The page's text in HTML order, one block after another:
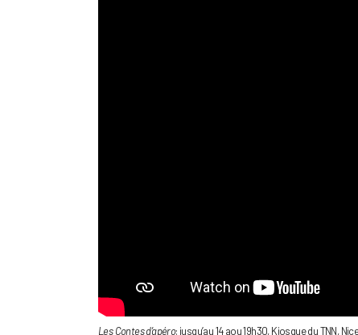
Les Contes d’apéro: jusqu’au 14 aou 19h30, Kiosque du TNN,